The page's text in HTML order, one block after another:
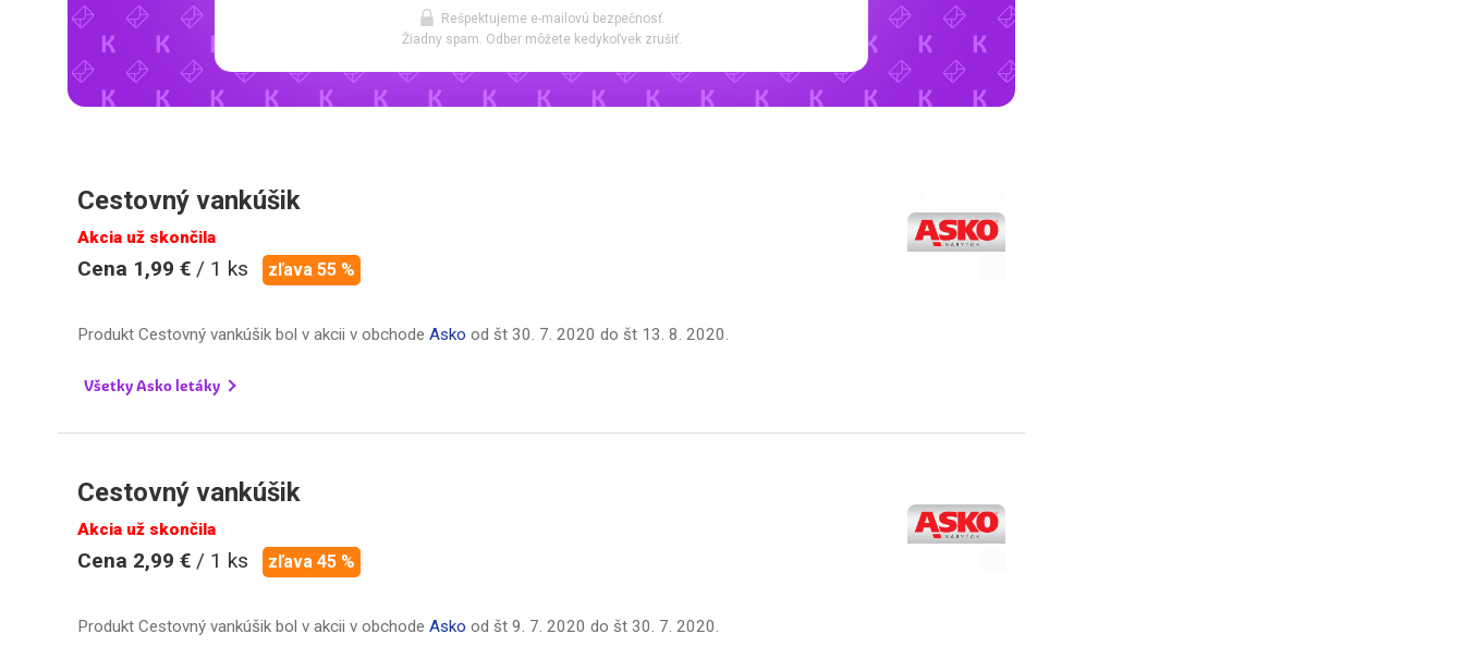
Rešpektujeme e-mailovú bezpečnosť.
Žiadny spam. Odber môžete kedykoľvek zrušiť.
Cestovný vankúšik
Akcia už skončila
Cena 1,99 € / 1 ks zľava 55 %
Produkt Cestovný vankúšik bol v akcii v obchode Asko od št 30. 7. 2020 do št 13. 8. 2020.
Všetky Asko letáky
Cestovný vankúšik
Akcia už skončila
Cena 2,99 € / 1 ks zľava 45 %
Produkt Cestovný vankúšik bol v akcii v obchode Asko od št 9. 7. 2020 do št 30. 7. 2020.